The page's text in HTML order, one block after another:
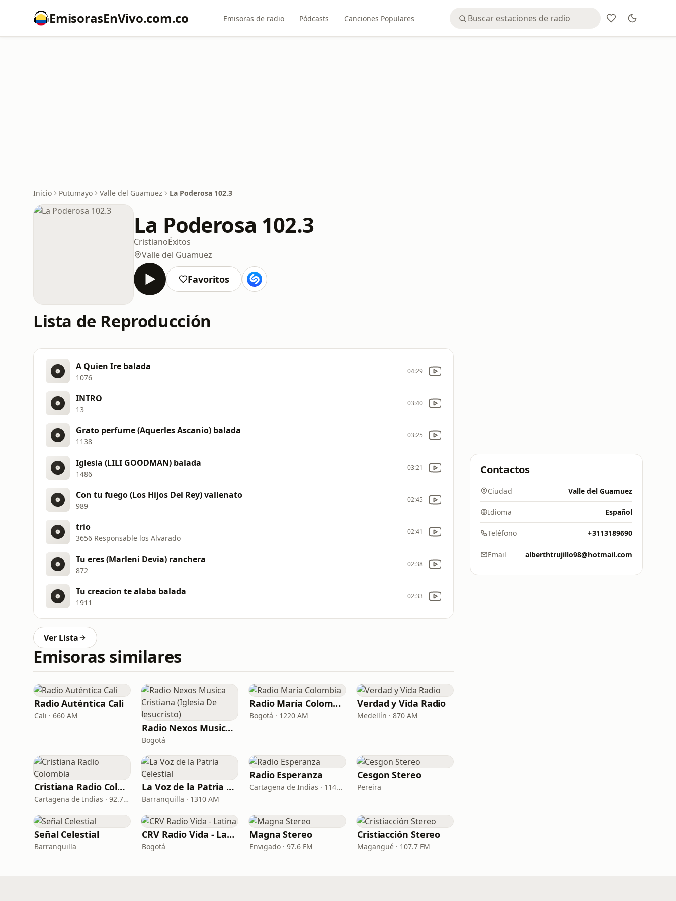
EmisorasEnVivo.com.co Emisoras de radio Pódcasts Canciones Populares
Inicio Putumayo Valle del Guamuez La Poderosa 102.3
La Poderosa 102.3
CristianoÉxitos
Valle del Guamuez
Favoritos
Lista de Reproducción
A Quien Ire balada
1076
04:29
INTRO
13
03:40
Grato perfume (Aquerles Ascanio) balada
1138
03:25
Iglesia (LILI GOODMAN) balada
1486
03:21
Con tu fuego (Los Hijos Del Rey) vallenato
989
02:45
trio
3656 Responsable los Alvarado
02:41
Tu eres (Marleni Devia) ranchera
872
02:38
Tu creacion te alaba balada
1911
02:33
Ver Lista
Emisoras similares
Radio Auténtica Cali
Cali · 660 AM
Radio Nexos Musica Cristiana (Iglesia De Jesucristo)
Bogotá
Radio María Colombia
Bogotá · 1220 AM
Verdad y Vida Radio
Medellín · 870 AM
Cristiana Radio Colombia
Cartagena de Indias · 92.7 FM
La Voz de la Patria Celestial
Barranquilla · 1310 AM
Radio Esperanza
Cartagena de Indias · 1140 AM
Cesgon Stereo
Pereira
Señal Celestial
Barranquilla
CRV Radio Vida - Latina
Bogotá
Magna Stereo
Envigado · 97.6 FM
Cristiacción Stereo
Magangué · 107.7 FM
Contactos
Ciudad Valle del Guamuez
Idioma Español
Teléfono +3113189690
Email alberthtrujillo98@hotmail.com